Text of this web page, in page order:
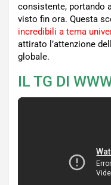
consistente, portando
visto fin ora. Questa
incredibili a tema
attirato l’attenzione
globale.
IL TG DI